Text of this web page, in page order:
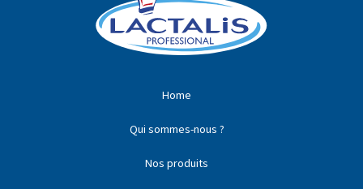
Home
Qui sommes-nous ?
Nos produits
VAN SELLING
NOS PARTENAIRES
CONTACT